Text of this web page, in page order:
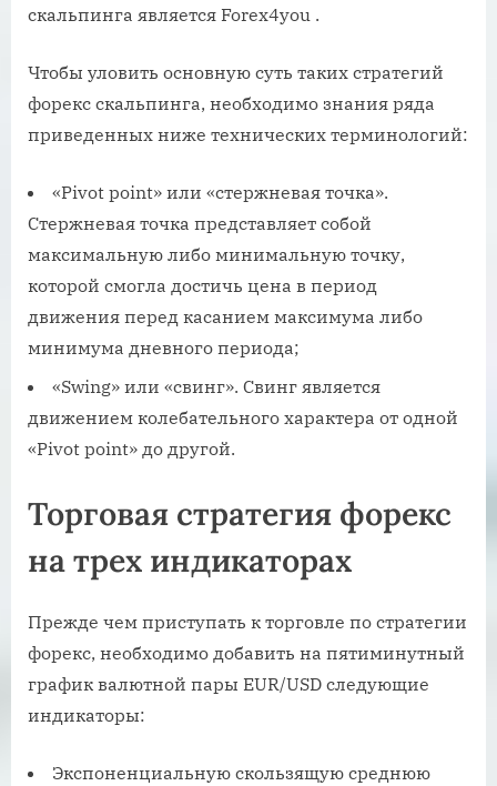
скальпинга является Forex4you .
Чтобы уловить основную суть таких стратегий
форекс скальпинга, необходимо знания ряда
приведенных ниже технических терминологий:
«Pivot point» или «стержневая точка».
Стержневая точка представляет собой
максимальную либо минимальную точку,
которой смогла достичь цена в период
движения перед касанием максимума либо
минимума дневного периода;
«Swing» или «свинг». Свинг является
движением колебательного характера от одной
«Pivot point» до другой.
Торговая стратегия форекс
на трех индикаторах
Прежде чем приступать к торговле по стратегии
форекс, необходимо добавить на пятиминутный
график валютной пары EUR/USD следующие
индикаторы:
Экспоненциальную скользящую среднюю